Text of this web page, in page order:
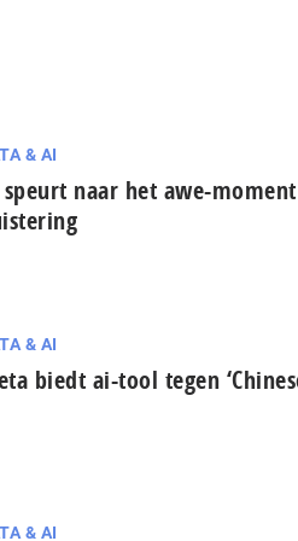
& AI
naar het awe-
& AI
biedt ai-tool tegen
& AI